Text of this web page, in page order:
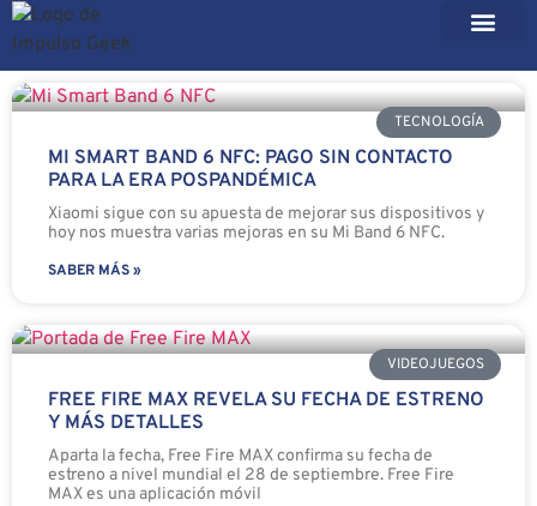
TECNOLOGÍA
MI SMART BAND 6 NFC: PAGO SIN CONTACTO
PARA LA ERA POSPANDÉMICA
Xiaomi sigue con su apuesta de mejorar sus dispositivos y
hoy nos muestra varias mejoras en su Mi Band 6 NFC.
SABER MÁS »
VIDEOJUEGOS
FREE FIRE MAX REVELA SU FECHA DE ESTRENO
Y MÁS DETALLES
Aparta la fecha, Free Fire MAX confirma su fecha de
estreno a nivel mundial el 28 de septiembre. Free Fire
MAX es una aplicación móvil